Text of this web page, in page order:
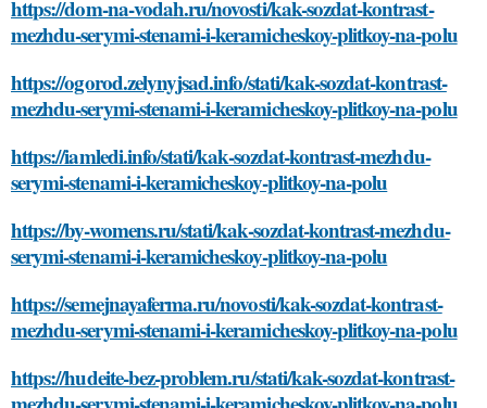
https://dom-na-vodah.ru/novosti/kak-sozdat-kontrast-
mezhdu-serymi-stenami-i-keramicheskoy-plitkoy-na-polu
https://ogorod.zelynyjsad.info/stati/kak-sozdat-kontrast-
mezhdu-serymi-stenami-i-keramicheskoy-plitkoy-na-polu
https://iamledi.info/stati/kak-sozdat-kontrast-mezhdu-
serymi-stenami-i-keramicheskoy-plitkoy-na-polu
https://by-womens.ru/stati/kak-sozdat-kontrast-mezhdu-
serymi-stenami-i-keramicheskoy-plitkoy-na-polu
https://semejnayaferma.ru/novosti/kak-sozdat-kontrast-
mezhdu-serymi-stenami-i-keramicheskoy-plitkoy-na-polu
https://hudeite-bez-problem.ru/stati/kak-sozdat-kontrast-